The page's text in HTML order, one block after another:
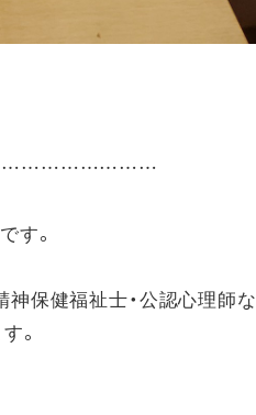
す。
神保健福祉士・公認心理師な
。